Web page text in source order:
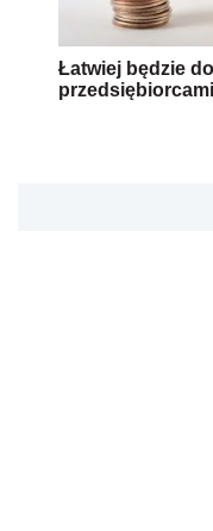
Łatwiej będzie
przedsiębiorcami